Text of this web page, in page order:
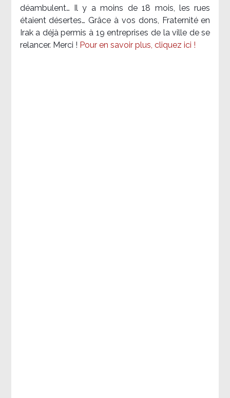
déambulent… Il y a moins de 18 mois, les rues
étaient désertes… Grâce à vos dons, Fraternité en
Irak a déjà permis à 19 entreprises de la ville de se
relancer. Merci ! Pour en savoir plus, cliquez ici !